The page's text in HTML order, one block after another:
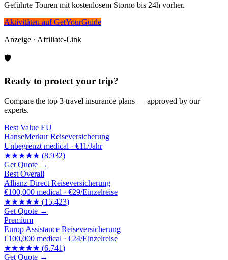
Geführte Touren mit kostenlosem Storno bis 24h vorher.
Aktivitäten auf GetYourGuide
Anzeige · Affiliate-Link
🛡️
Ready to protect your trip?
Compare the top 3 travel insurance plans — approved by our
experts.
Best Value EU
HanseMerkur Reiseversicherung
Unbegrenzt medical · €11/Jahr
★★★★★ (8.932)
Get Quote →
Best Overall
Allianz Direct Reiseversicherung
€100,000 medical · €29/Einzelreise
★★★★★ (15.423)
Get Quote →
Premium
Europ Assistance Reiseversicherung
€100,000 medical · €24/Einzelreise
★★★★★ (6.741)
Get Quote →